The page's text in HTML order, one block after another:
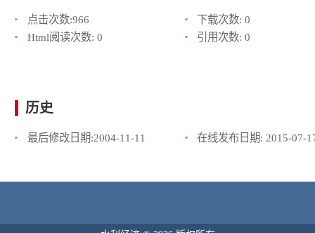
点击次数:966 下载次数: 0
Html阅读次数: 0 引用次数: 0
历史
最后修改日期:2004-11-11 在线发布日期: 2015-07-